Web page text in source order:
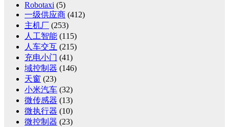
Robotaxi (5)
一级供应商 (412)
主机厂 (253)
人工智能 (115)
人车交互 (215)
充电小门 (41)
域控制器 (146)
天窗 (23)
小米汽车 (32)
微传感器 (13)
微执行器 (10)
微控制器 (23)